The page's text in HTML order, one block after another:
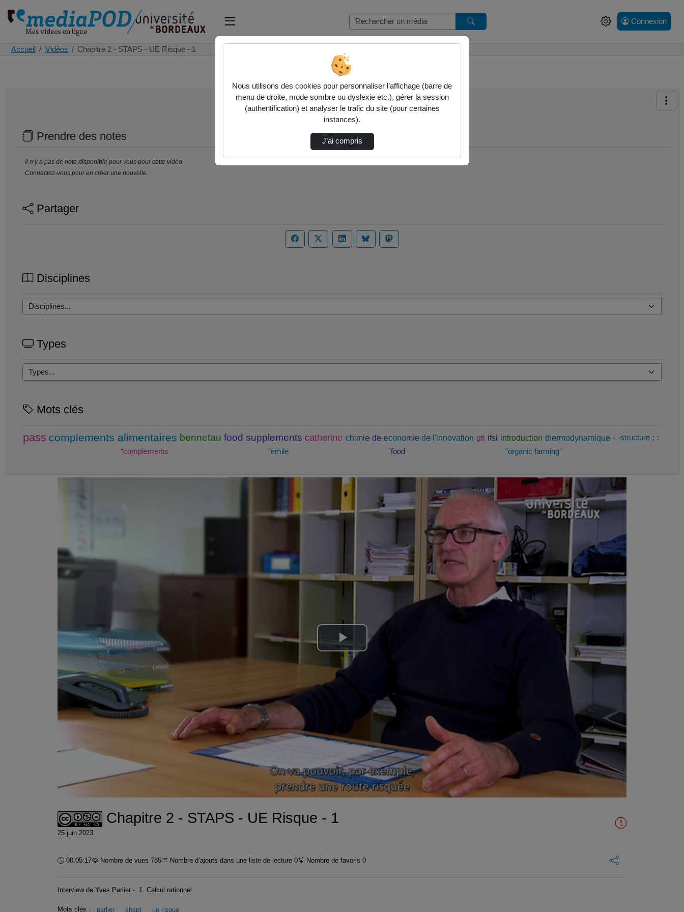
Connexion
Accueil Vidéos Chapitre 2 - STAPS - UE Risque - 1
Prendre des notes
Il n’y a pas de note disponible pour vous pour cette vidéo.
Connectez-vous pour en créer une nouvelle.
Partager
Disciplines
Types
Mots clés
pass complements alimentaires bennetau food supplements catherine chimie de economie de l'innovation gti ifsi introduction thermodynamique - -structure ; :
“complements
“emile “food “organic farming”
Lire
la
vidéo
Chapitre 2 - STAPS - UE Risque - 1
25 juin 2023
Durée :
00:05:17 Nombre de vues 785 Nombre d’ajouts dans une liste de lecture 0 Nombre de favoris 0
Interview de Yves Parlier - 1. Calcul rationnel
Mots clés : parlier shspt ue risque
Nous utilisons des cookies pour personnaliser l’affichage (barre de
menu de droite, mode sombre ou dyslexie etc.), gérer la session
(authentification) et analyser le trafic du site (pour certaines
instances).
J’ai compris